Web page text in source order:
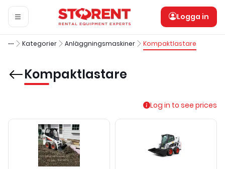
Logga in
Kategorier Anläggningsmaskiner Kompaktlastare
Kompaktlastare
Log in to see prices